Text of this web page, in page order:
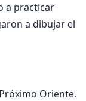
a practicar
a dibujar el
Oriente.